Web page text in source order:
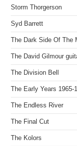
Storm Thorgerson
Syd Barrett
The Dark Side Of The
The David Gilmour
The Division Bell
The Early Years 1965-
The Endless River
The Final Cut
The Kolors